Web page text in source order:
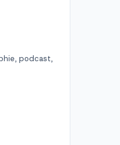
podcast,